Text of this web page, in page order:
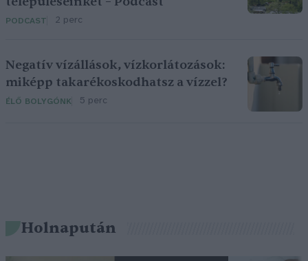
PODCAST 2 perc
Negatív vízállások, vízkorlátozások:
miképp takarékoskodhatsz a vízzel?
ÉLŐ BOLYGÓNK 5 perc
Holnapután